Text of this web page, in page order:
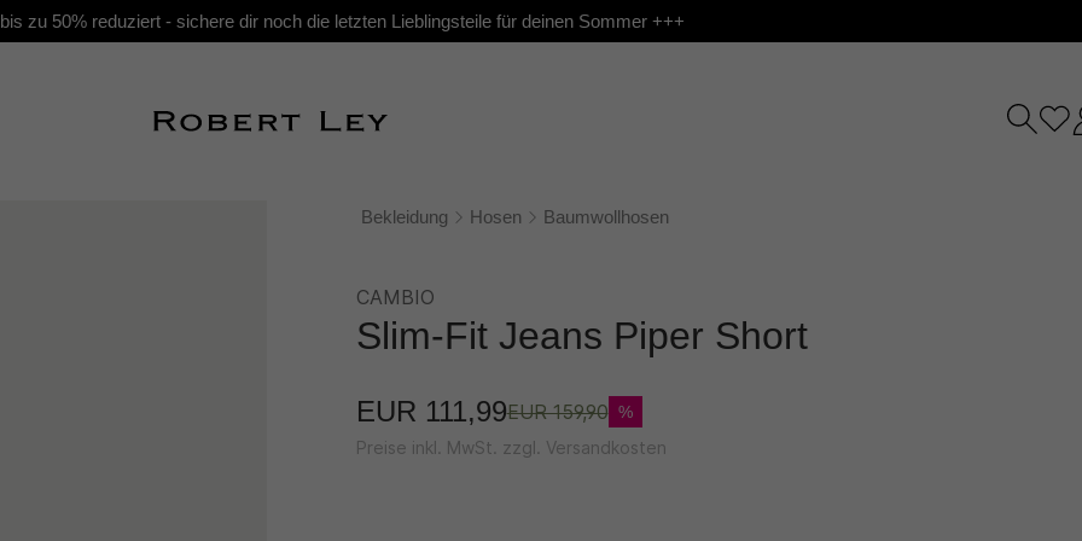
zu 50% reduziert - sichere dir noch die letzten Lieblingsteile für deinen Sommer +++
Bekleidung Hosen Baumwollhosen
CAMBIO
Slim-Fit Jeans Piper Short
EUR 111,99EUR 159,90 %
Preise inkl. MwSt. zzgl. Versandkosten